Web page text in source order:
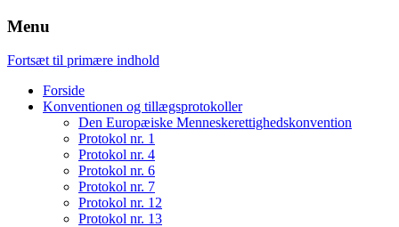
Menu
Fortsæt til primære indhold
Forside
Konventionen og tillægsprotokoller
Den Europæiske Menneskerettighedskonvention
Protokol nr. 1
Protokol nr. 4
Protokol nr. 6
Protokol nr. 7
Protokol nr. 12
Protokol nr. 13